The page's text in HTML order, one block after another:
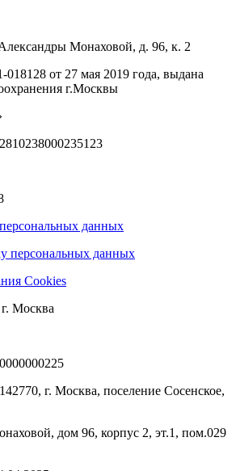
Монаховой, д. 96, к. 2
от 27 мая 2019 года, выдана
г.Москвы
данных
персональных данных
Cookies
Москва
г. Москва, поселение Сосенское,
дом 96, корпус 2, эт.1, пом.029